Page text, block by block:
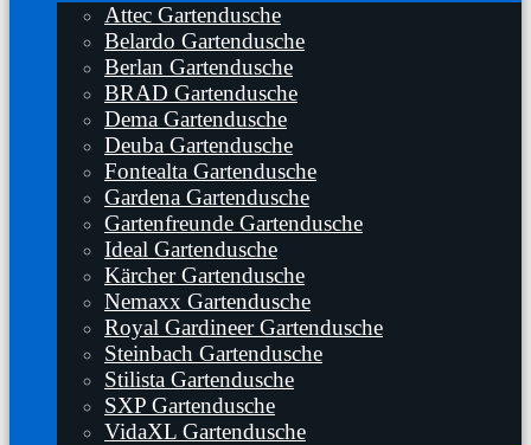
Attec Gartendusche
Belardo Gartendusche
Berlan Gartendusche
BRAD Gartendusche
Dema Gartendusche
Deuba Gartendusche
Fontealta Gartendusche
Gardena Gartendusche
Gartenfreunde Gartendusche
Ideal Gartendusche
Kärcher Gartendusche
Nemaxx Gartendusche
Royal Gardineer Gartendusche
Steinbach Gartendusche
Stilista Gartendusche
SXP Gartendusche
VidaXL Gartendusche